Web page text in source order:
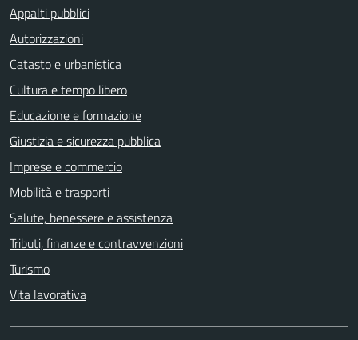
Appalti pubblici
Autorizzazioni
Catasto e urbanistica
Cultura e tempo libero
Educazione e formazione
Giustizia e sicurezza pubblica
Imprese e commercio
Mobilità e trasporti
Salute, benessere e assistenza
Tributi, finanze e contravvenzioni
Turismo
Vita lavorativa